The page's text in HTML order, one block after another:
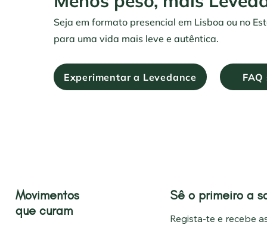
Seja em formato presencial em Lisboa ou no
para uma vida mais leve e autêntica.
Experimentar a Levedance
Movimentos
que curam
Sê o primeiro a
Regista-te e recebe